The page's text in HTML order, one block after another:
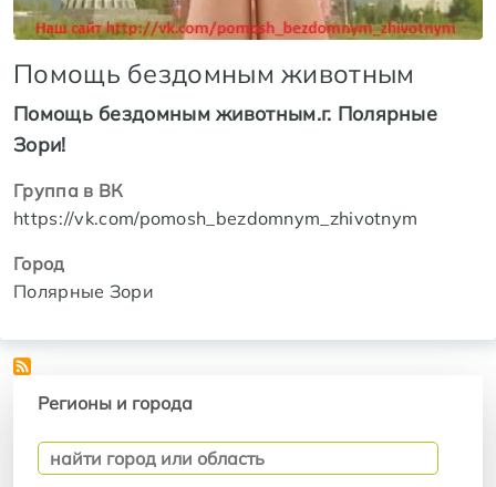
Помощь бездомным животным
Помощь бездомным животным.г. Полярные
Зори!
Группа в ВК
https://vk.com/pomosh_bezdomnym_zhivotnym
Город
Полярные Зори
Регионы и города